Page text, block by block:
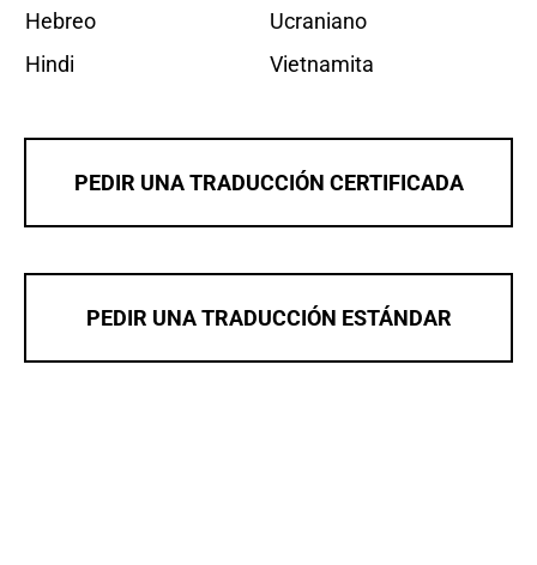
Hebreo
Hindi
Ucraniano
Vietnamita
PEDIR UNA TRADUCCIÓN CERTIFICADA
PEDIR UNA TRADUCCIÓN ESTÁNDAR